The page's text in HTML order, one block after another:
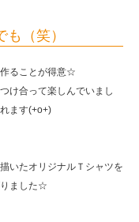
（笑）
ることが得意☆
け合って楽しんでいまし
ます(+o+)
いたオリジナルＴシャツを
りました☆